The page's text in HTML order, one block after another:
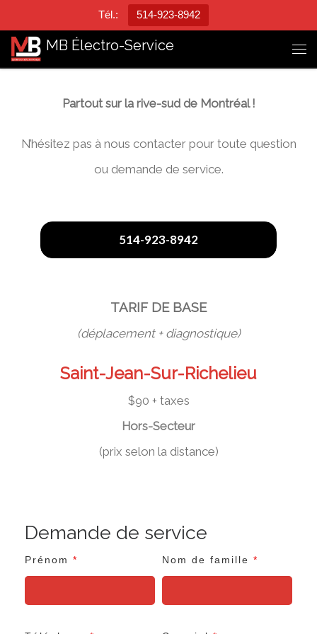
Tél.: 514-923-8942
Passer au contenu
MB Électro-Service
Partout sur la rive-sud de Montréal !
N’hésitez pas à nous contacter pour toute question
ou demande de service.
514-923-8942
TARIF DE BASE
(déplacement + diagnostique)
Saint-Jean-Sur-Richelieu
$90 + taxes
Hors-Secteur
(prix selon la distance)
Demande de service
Prénom * Nom de famille *